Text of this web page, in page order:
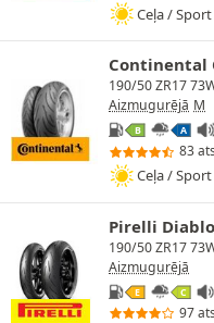
Ceļa /
Continental
190/50 ZR17
Aizmugurējā M
B A
83
Ceļa /
Pirelli
190/50 ZR17
Aizmugurējā
E C
97